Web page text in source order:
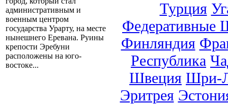
административным и
военным центром
государства Урарту, на месте
нынешнего Еревана. Руины
крепости Эребуни
расположены на юго-
востоке...
Турция
Федеративные
Финляндия
Республика
Швеция Шри-
Эритрея